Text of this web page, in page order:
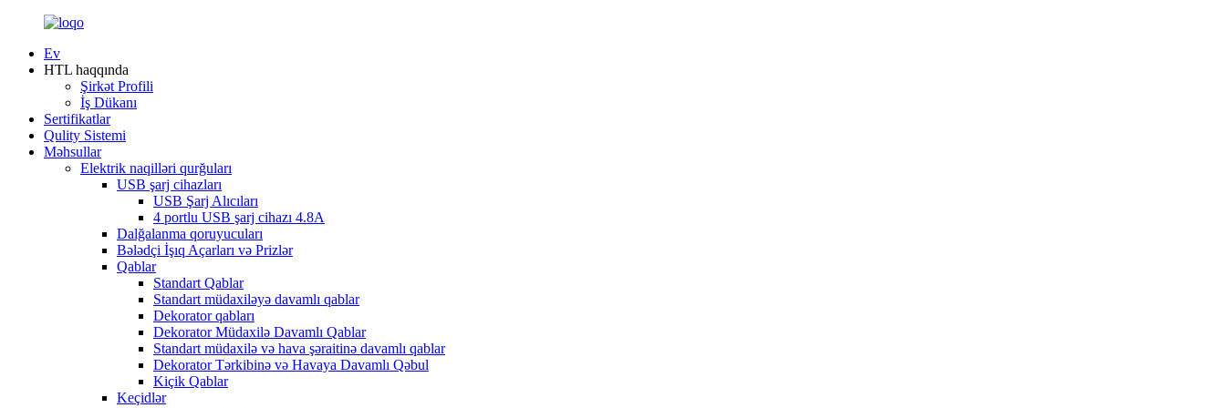
Ev
HTL haqqında
Şirkət Profili
İş Dükanı
Sertifikatlar
Qulity Sistemi
Məhsullar
Elektrik naqilləri qurğuları
USB şarj cihazları
USB Şarj Alıcıları
4 portlu USB şarj cihazı 4.8A
Dalğalanma qoruyucuları
Bələdçi İşıq Açarları və Prizlər
Qablar
Standart Qablar
Standart müdaxiləyə davamlı qablar
Dekorator qabları
Dekorator Müdaxilə Davamlı Qablar
Standart müdaxilə və hava şəraitinə davamlı qablar
Dekorator Tərkibinə və Havaya Davamlı Qəbul
Kiçik Qablar
Keçidlər